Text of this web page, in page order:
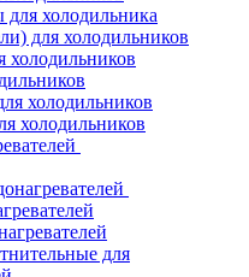
холодильника
для холодильников
холодильников
холодильников
холодильников
для